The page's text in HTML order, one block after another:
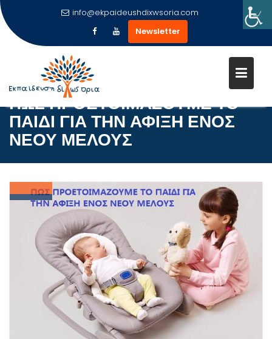
info@ekpaideushdixwsoria.com
Newsletter
ΠΩΣ ΠΡΟΕΤΟΙΜΑΖΟΥΜΕ ΤΟ
ΠΑΙΔΙ ΓΙΑ ΤΗΝ ΑΦΙΞΗ ΕΝΟΣ
ΝΕΟΥ ΜΕΛΟΥΣ